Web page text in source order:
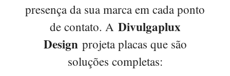
presença da sua marca em cada ponto
de contato. A Divulgaplux
Design projeta placas que são
soluções completas: